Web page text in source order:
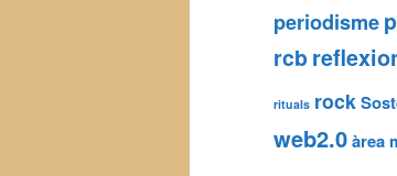
periodisme
rcb
rituals rock
web2.0àrea